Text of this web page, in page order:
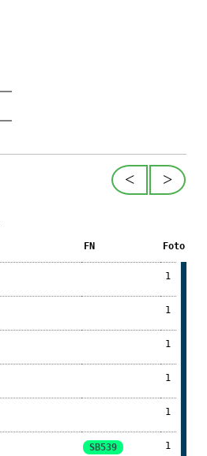
>
<
FN Foto
1
1
1
1
1
SB539 1